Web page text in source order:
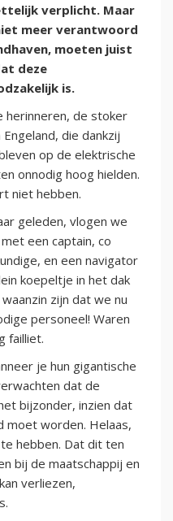
verplicht. Maar
meer verantwoord
moeten juist
deze
is.
herinneren, de stoker
die dankzij
op de elektrische
onnodig hoog hielden.
niet hebben.
geleden, vlogen we
een captain, co
en een navigator
koepeltje in het dak
zijn dat we nu
personeel! Waren
failliet.
je hun gigantische
dat de
bijzonder, inzien dat
moet worden. Helaas,
hebben. Dat dit ten
bij de maatschappij en
verliezen,